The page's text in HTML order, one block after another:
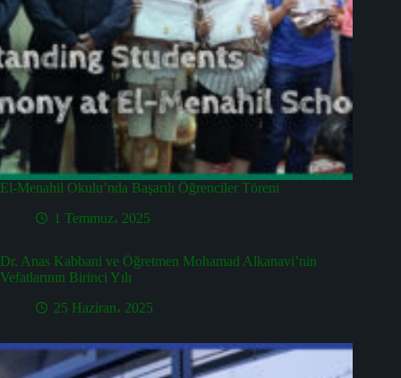
El-Menahil Okulu’nda Başarılı Öğrenciler Töreni
1 Temmuz، 2025
Dr. Anas Kabbani ve Öğretmen Mohamad Alkanavi’nin
Vefatlarının Birinci Yılı
25 Haziran، 2025